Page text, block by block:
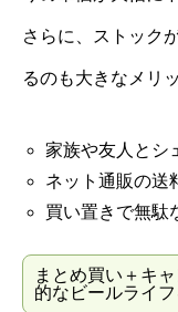
さらに、ストック
るのも大きなメリ
家族や友人とシ
ネット通販の送
買い置きで無駄
まとめ買い＋キ
的なビールライ